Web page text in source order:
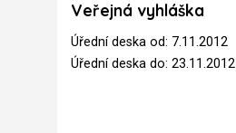
Veřejná vyhláška
Úřední deska od: 7.11.2012
Úřední deska do: 23.11.2012